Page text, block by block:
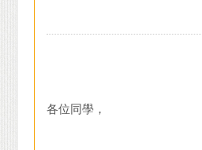
各位同學，